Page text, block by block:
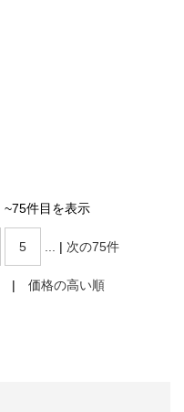
~75件目を表示
5 | 次の75件
| 価格の高い順